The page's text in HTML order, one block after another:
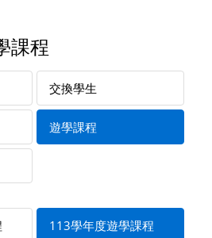
課程
交換學生
遊學課程
113學年度遊學課程